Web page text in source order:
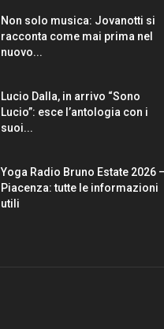
Non solo musica: Jovanotti si
racconta come mai prima nel
nuovo...
Lucio Dalla, in arrivo “Sono
Lucio”: esce l’antologia con i
suoi...
Yoga Radio Bruno Estate 2026 –
Piacenza: tutte le informazioni
utili